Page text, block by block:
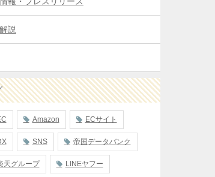
説
Amazon ECサイト
DX SNS 帝国データバンク
天グループ LINEヤフー